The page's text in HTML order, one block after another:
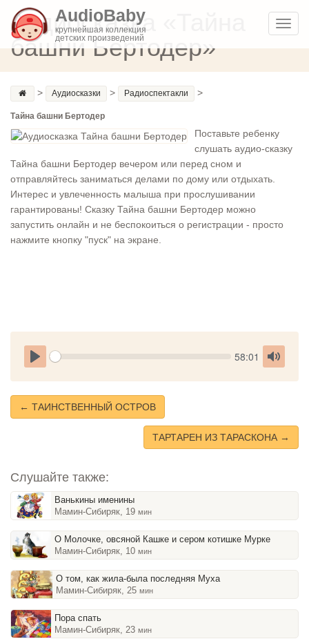
AudioBaby
крупнейшая коллекция
детских произведений
Аудиосказка «Тайна
башни Бертодер»
> Аудиосказки > Радиоспектакли >
Тайна башни Бертодер
Поставьте ребенку
слушать аудио-сказку
Тайна башни Бертодер вечером или перед сном и
отправляйтесь заниматься делами по дому или отдыхать.
Интерес и увлеченность малыша при прослушивании
гарантированы! Сказку Тайна башни Бертодер можно
запустить онлайн и не беспокоиться о регистрации - просто
нажмите кнопку "пуск" на экране.
Play
Current
time
58:01
Toggle
← ТАИНСТВЕННЫЙ ОСТРОВ
ТАРТАРЕН ИЗ ТАРАСКОНА →
Слушайте также:
Ванькины именины
Мамин-Сибиряк, 19 мин
О Молочке, овсяной Кашке и сером котишке Мурке
Мамин-Сибиряк, 10 мин
О том, как жила-была последняя Муха
Мамин-Сибиряк, 25 мин
Пора спать
Мамин-Сибиряк, 23 мин